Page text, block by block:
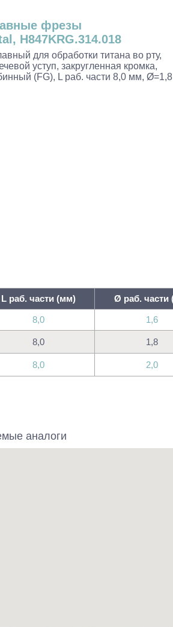
фрезы
H847KRG.314.018
для обработки титана во рту,
уступ, закругленная кромка,
(FG), L раб. части 8,0 мм, Ø=1,8
L раб. части (мм) Ø раб. части
8,0 1,6
8,0 1,8
8,0 2,0
аналоги